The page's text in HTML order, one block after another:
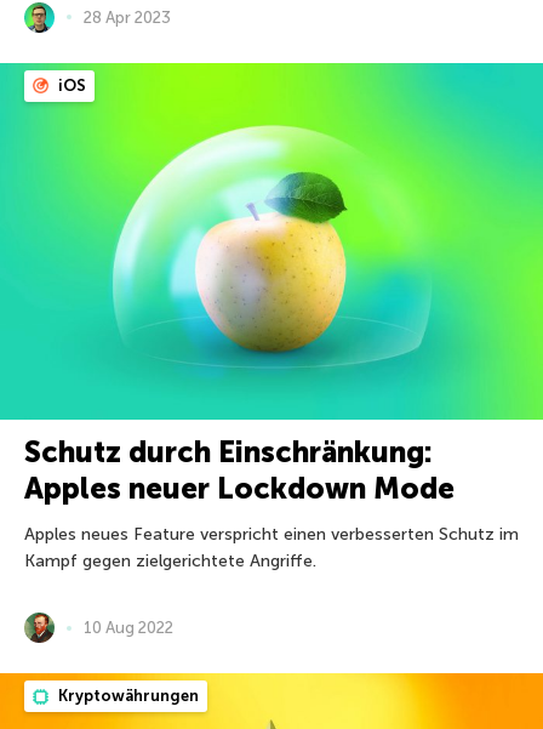
28 Apr 2023
iOS
Schutz durch Einschränkung:
Apples neuer Lockdown Mode
Apples neues Feature verspricht einen verbesserten Schutz im
Kampf gegen zielgerichtete Angriffe.
10 Aug 2022
Kryptowährungen